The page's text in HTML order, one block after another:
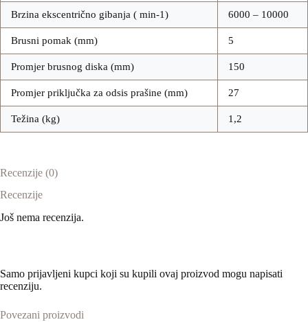
Brzina ekscentrično gibanja ( min-1) 6000 – 10000
Brusni pomak (mm) 5
Promjer brusnog diska (mm) 150
Promjer priključka za odsis prašine (mm) 27
Težina (kg) 1,2
Recenzije (0)
Recenzije
Još nema recenzija.
Samo prijavljeni kupci koji su kupili ovaj proizvod mogu napisati
recenziju.
Povezani proizvodi